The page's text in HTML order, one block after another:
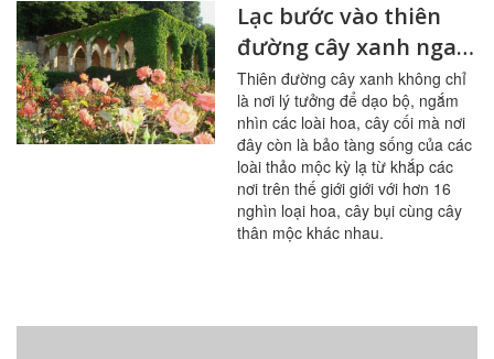
Lạc bước vào thiên
đường cây xanh ngay
giữa Mátxcơva, Nga
Thiên đường cây xanh không chỉ
là nơi lý tưởng để dạo bộ, ngắm
nhìn các loài hoa, cây cối mà nơi
đây còn là bảo tàng sống của các
loài thảo mộc kỳ lạ từ khắp các
nơi trên thế giới giới với hơn 16
nghìn loại hoa, cây bụi cùng cây
thân mộc khác nhau.